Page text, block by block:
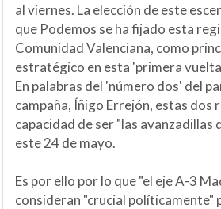
al viernes. La elección de este
que Podemos se ha fijado esta
Comunidad Valenciana, como
estratégico en esta 'primera
En palabras del 'número dos' del
campaña, Íñigo Errejón, estas dos
capacidad de ser "las avanzadillas
este 24 de mayo.
Es por ello por lo que "el eje A-3
consideran "crucial políticamente"